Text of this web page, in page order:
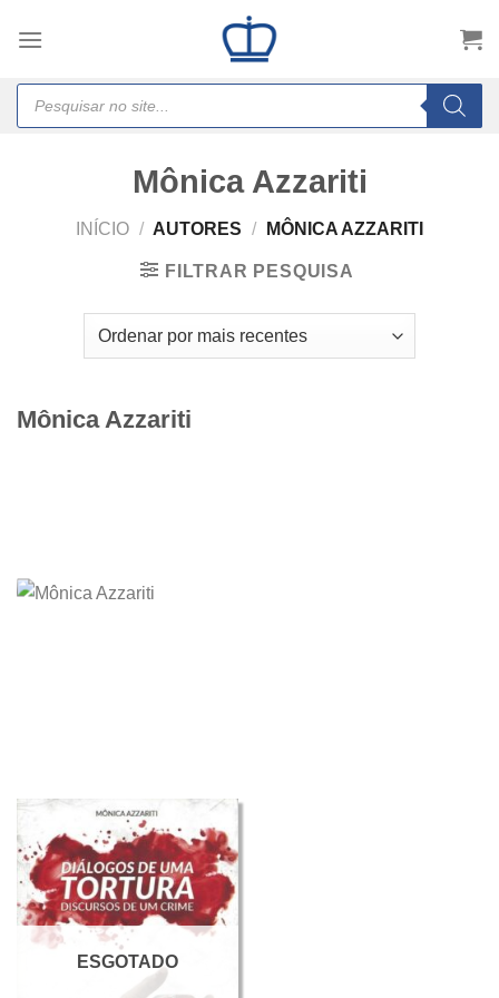
Products
search
Mônica Azzariti
INÍCIO / AUTORES / MÔNICA AZZARITI
FILTRAR PESQUISA
Mônica Azzariti
ESGOTADO